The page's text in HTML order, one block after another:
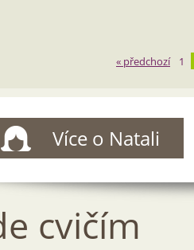
« předchozí 1
Více o Natali
cvičím